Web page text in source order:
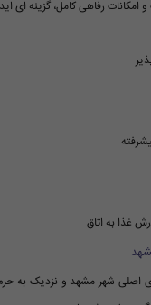
رفاهی کامل، گزینه ای
غذا به اتاق
اصلی شهر مشهد و نزدیک به